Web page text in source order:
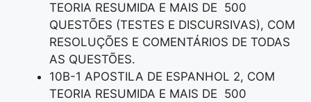
TEORIA RESUMIDA E MAIS DE 500
QUESTÕES (TESTES E DISCURSIVAS), COM
RESOLUÇÕES E COMENTÁRIOS DE TODAS
AS QUESTÕES.
10B-1 APOSTILA DE ESPANHOL 2, COM
TEORIA RESUMIDA E MAIS DE 500